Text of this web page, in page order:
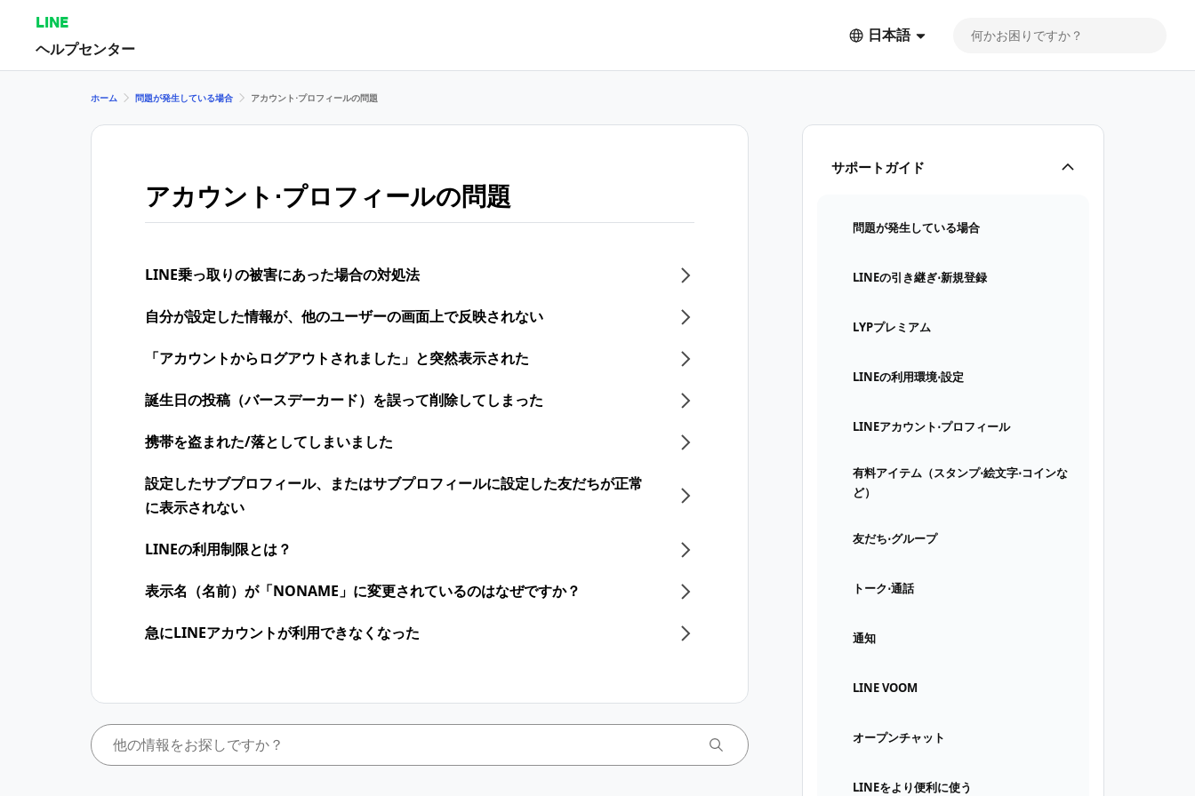
LINE
ヘルプセンター
日本語
サポートガイド
問題が発生している場合
LINEの引き継ぎ⋅新規登録
LYPプレミアム
LINEの利用環境⋅設定
LINEアカウント⋅プロフィール
有料アイテム（スタンプ⋅絵文字⋅コインな
ど）
友だち⋅グループ
トーク⋅通話
通知
LINE VOOM
オープンチャット
LINEをより便利に使う
ホーム 問題が発生している場合 アカウント⋅プロフィールの問題
アカウント⋅プロフィールの問題
LINE乗っ取りの​被害に​あった​場合の​対処法
自分が設定した情報が、他のユーザーの画面上で反映されない
「アカウントからログアウトされました」と突然表示された
誕生日の投稿（バースデーカード）を誤って削除してしまった
携帯を盗まれた/落としてしまいました
設定したサブプロフィール、またはサブプロフィールに設定した友だちが正常
に表示されない
LINEの利用制限とは？
表示名（名前）が「NONAME」に変更されているのはなぜですか？
急にLINEアカウントが利用できなくなった